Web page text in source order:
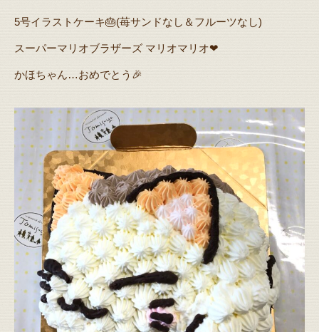
5号イラストケーキ🎂(苺サンドなし＆フルーツなし)
スーパーマリオブラザーズ マリオマリオ❤
かほちゃん…おめでとう🎉